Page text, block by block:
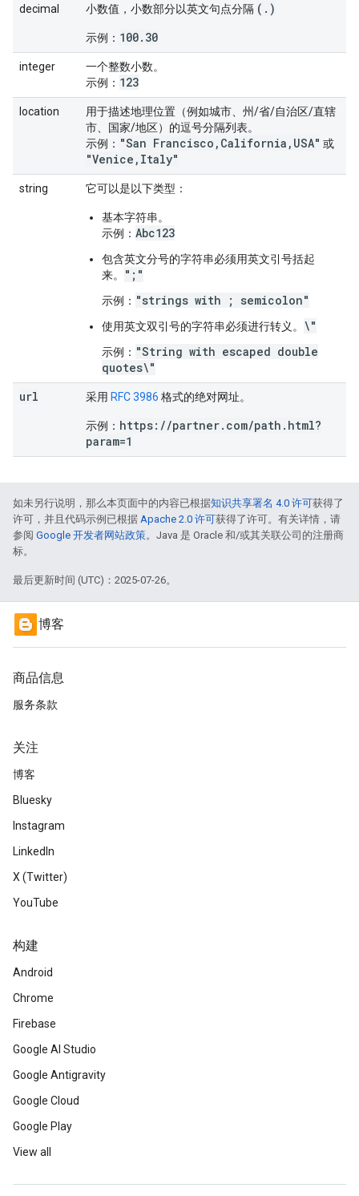
decimal 小数值，小数部分以英文句点分隔 ( . )
示例： 100.30
integer
一个整数小数。
示例： 123
location
用于描述地理位置（例如城市、州/省/自治区/直辖
市、国家/地区）的逗号分隔列表。
示例： "San Francisco,California,USA" 或
"Venice,Italy"
string 它可以是以下类型：
基本字符串。
示例： Abc123
包含英文分号的字符串必须用英文引号括起
来。
";"
示例： "strings with ; semicolon"
使用英文双引号的字符串必须进行转义。 \"
示例： "String with escaped double
quotes\"
url
采用 RFC 3986 格式的绝对网址。
示例： https://partner.com/path.html?
param=1
如未另行说明，那么本页面中的内容已根据知识共享署名 4.0 许可获得了
许可，并且代码示例已根据 Apache 2.0 许可获得了许可。有关详情，请
参阅 Google 开发者网站政策。Java 是 Oracle 和/或其关联公司的注册商
标。
最后更新时间 (UTC)：2025-07-26。
博客
商品信息
服务条款
关注
博客
Bluesky
Instagram
LinkedIn
X (Twitter)
YouTube
构建
Android
Chrome
Firebase
Google AI Studio
Google Antigravity
Google Cloud
Google Play
View all